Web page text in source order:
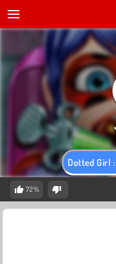
Dotted Girl
72%